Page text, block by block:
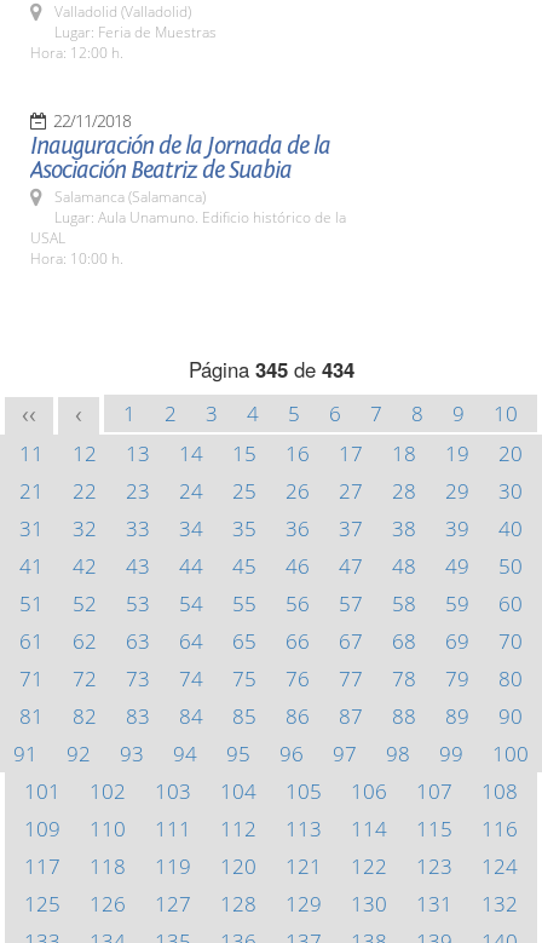
Valladolid (Valladolid)
Lugar: Feria de Muestras
Hora: 12:00 h.
22/11/2018
Inauguración de la Jornada de la
Asociación Beatriz de Suabia
Salamanca (Salamanca)
Lugar: Aula Unamuno. Edificio histórico de la
USAL
Hora: 10:00 h.
Página 345de 434
<< < 1 2 3 4 5 6 7 8 9
10
11
12 13 14 15 16 17 18 19
20
21
22 23 24 25 26 27 28 29
30
31
32 33 34 35 36 37 38 39
40
41
42 43 44 45 46 47 48 49
50
51
52 53 54 55 56 57 58 59
60
61
62 63 64 65 66 67 68 69
70
71
72 73 74 75 76 77 78 79
80
81
82 83 84 85 86 87 88 89
90
91
92 93 94 95 96 97 98 99
100
101
102 103 104 105 106 107
108
109
110 111 112 113 114 115
116
117
118 119 120 121 122 123
124
125
126 127 128 129 130 131
132